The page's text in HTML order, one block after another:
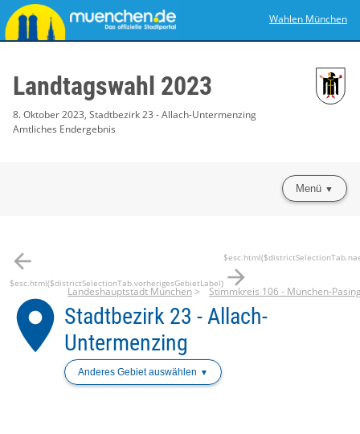
Wahlen München
Landtagswahl 2023
8. Oktober 2023, Stadtbezirk 23 - Allach-Untermenzing
Amtliches Endergebnis
Menü
arrow_back
$esc.html($districtSelectionTab.vorherigesGebietLabel) arrow_forward
place
Landeshauptstadt München Stimmkreis 106 - München-
Stadtbezirk 23 - Allach-
Untermenzing
Anderes Gebiet auswählen